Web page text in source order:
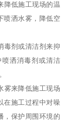
降低施工现场的温
喷洒水雾，降低空
毒剂或清洁剂来抑
洒消毒剂或清洁
雾来降低施工现场
在施工过程中对噪
，保护周围环境的